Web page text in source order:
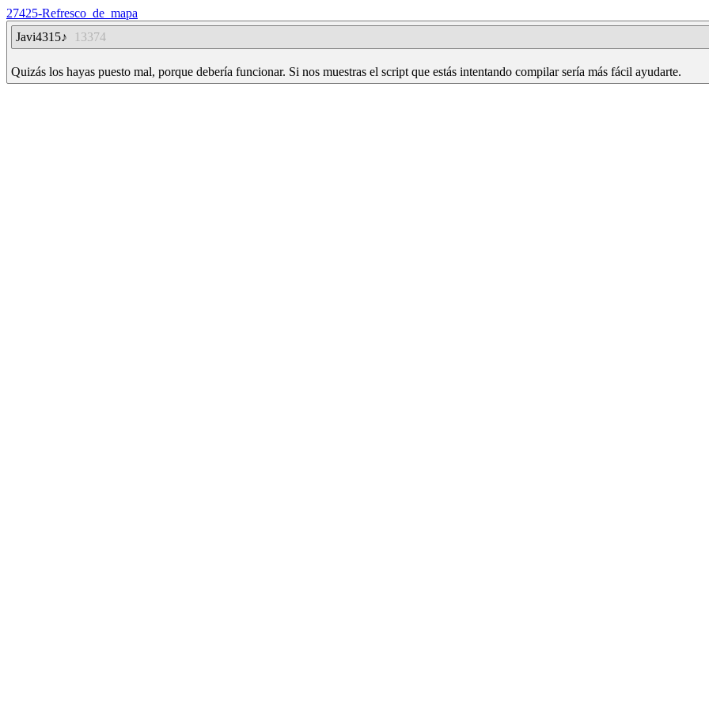
27425-Refresco_de_mapa
Javi4315♪
13374
Quizás los hayas puesto mal, porque debería funcionar. Si nos muestras el script que estás intentando compilar sería más fácil ayudarte.